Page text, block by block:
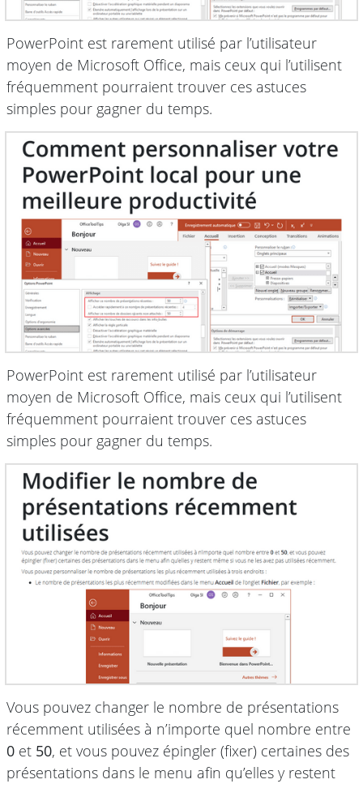
PowerPoint est rarement utilisé par l’utilisateur
moyen de Microsoft Office, mais ceux qui l’utilisent
fréquemment pourraient trouver ces astuces
simples pour gagner du temps.
PowerPoint est rarement utilisé par l’utilisateur
moyen de Microsoft Office, mais ceux qui l’utilisent
fréquemment pourraient trouver ces astuces
simples pour gagner du temps.
Vous pouvez changer le nombre de présentations
récemment utilisées à n’importe quel nombre entre
0 et 50, et vous pouvez épingler (fixer) certaines des
présentations dans le menu afin qu’elles y restent